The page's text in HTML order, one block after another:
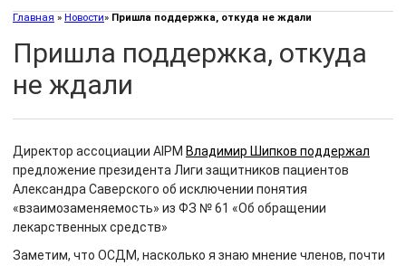
Главная » Новости» Пришла поддержка, откуда не ждали
Пришла поддержка, откуда
не ждали
Директор ассоциации AIPM Владимир Шипков поддержал
предложение президента Лиги защитников пациентов
Александра Саверского об исключении понятия
«взаимозаменяемость» из ФЗ № 61 «Об обращении
лекарственных средств»
Заметим, что ОСДМ, насколько я знаю мнение членов, почти